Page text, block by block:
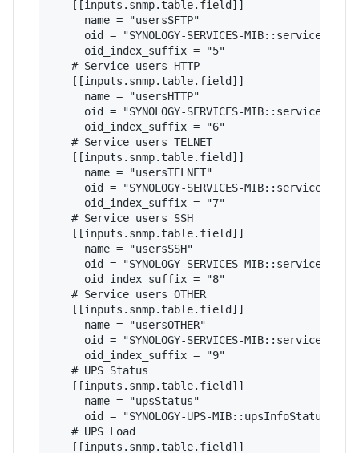
   [[inputs.snmp.table.field]]
     name = "usersSFTP"
     oid = "SYNOLOGY-SERVICES-MIB::serviceUsers"
     oid_index_suffix = "5"
   # Service users HTTP
   [[inputs.snmp.table.field]]
     name = "usersHTTP"
     oid = "SYNOLOGY-SERVICES-MIB::serviceUsers"
     oid_index_suffix = "6"
   # Service users TELNET
   [[inputs.snmp.table.field]]
     name = "usersTELNET"
     oid = "SYNOLOGY-SERVICES-MIB::serviceUsers"
     oid_index_suffix = "7"
   # Service users SSH
   [[inputs.snmp.table.field]]
     name = "usersSSH"
     oid = "SYNOLOGY-SERVICES-MIB::serviceUsers"
     oid_index_suffix = "8"
   # Service users OTHER
   [[inputs.snmp.table.field]]
     name = "usersOTHER"
     oid = "SYNOLOGY-SERVICES-MIB::serviceUsers"
     oid_index_suffix = "9"
   # UPS Status
   [[inputs.snmp.table.field]]
     name = "upsStatus"
     oid = "SYNOLOGY-UPS-MIB::upsInfoStatus"
   # UPS Load
   [[inputs.snmp.table.field]]